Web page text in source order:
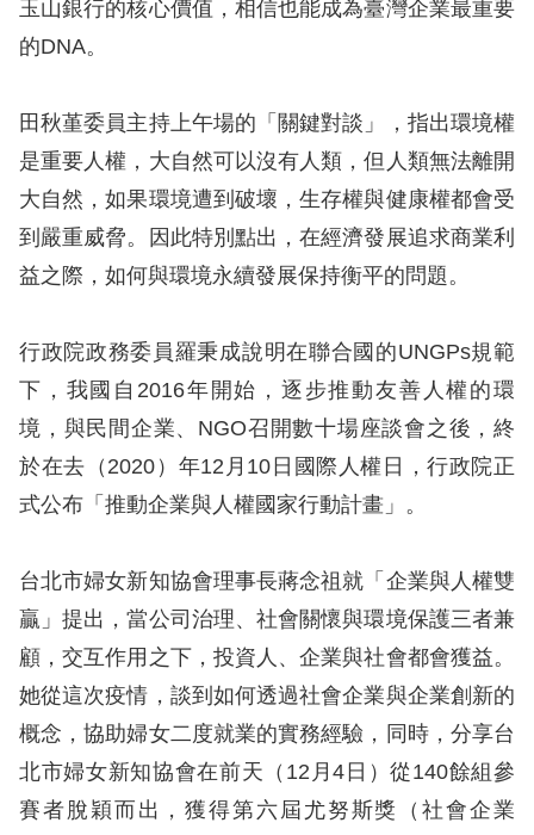
政
網
站
資
料
開
宣
告
無
障
網
頁
宣
言
玉山銀行的核心價值，相信也能成為臺灣企業最重要
的DNA。
田秋堇委員主持上午場的「關鍵對談」，指出環境權
是重要人權，大自然可以沒有人類，但人類無法離開
大自然，如果環境遭到破壞，生存權與健康權都會受
到嚴重威脅。因此特別點出，在經濟發展追求商業利
益之際，如何與環境永續發展保持衡平的問題。
行政院政務委員羅秉成說明在聯合國的UNGPs規範
下，我國自2016年開始，逐步推動友善人權的環
境，與民間企業、NGO召開數十場座談會之後，終
於在去（2020）年12月10日國際人權日，行政院正
式公布「推動企業與人權國家行動計畫」。
台北市婦女新知協會理事長蔣念祖就「企業與人權雙
贏」提出，當公司治理、社會關懷與環境保護三者兼
顧，交互作用之下，投資人、企業與社會都會獲益。
她從這次疫情，談到如何透過社會企業與企業創新的
概念，協助婦女二度就業的實務經驗，同時，分享台
北市婦女新知協會在前天（12月4日）從140餘組參
賽者脫穎而出，獲得第六屆尤努斯獎（社會企業